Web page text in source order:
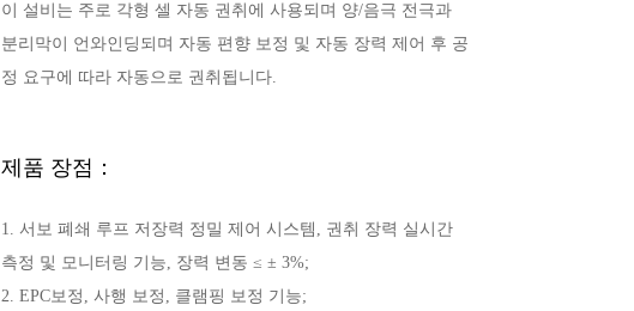
이 설비는 주로 각형 셀 자동 권취에 사용되며 양/음극 전극과
분리막이 언와인딩되며 자동 편향 보정 및 자동 장력 제어 후 공
정 요구에 따라 자동으로 권취됩니다.
제품 장점：
1. 서보 폐쇄 루프 저장력 정밀 제어 시스템, 권취 장력 실시간
측정 및 모니터링 기능, 장력 변동 ≤ ± 3%;
2. EPC보정, 사행 보정, 클램핑 보정 기능;